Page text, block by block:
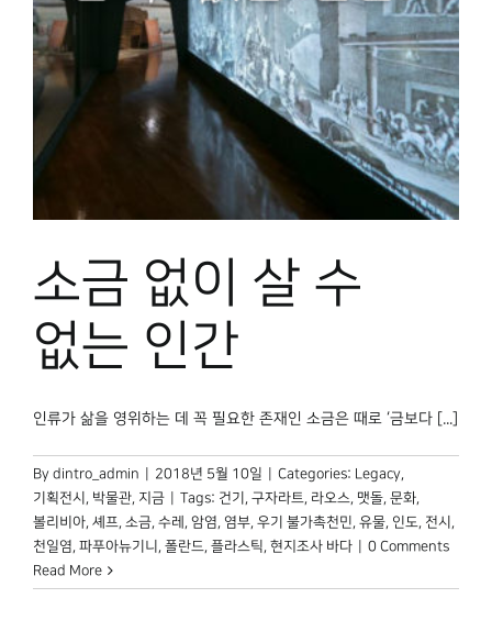
민속 인사이드
원문보기 PDF
박물관 홈페이지
소금 없이 살 수
없는 인간
인류가 삶을 영위하는 데 꼭 필요한 존재인 소금은 때로 ‘금보다 [...]
By dintro_admin 2018년 5월 10일 Categories: Legacy,
기획전시 , 박물관, 지금 Tags: 건기 , 구자라트, 라오스, 맷돌, 문화,
볼리비아, 셰프, 소금, 수레 , 암염, 염부, 우기 불가촉천민, 유물, 인도, 전시 ,
천일염, 파푸아뉴기니 , 폴란드, 플라스틱, 현지조사 바다
0 Comments
Read More